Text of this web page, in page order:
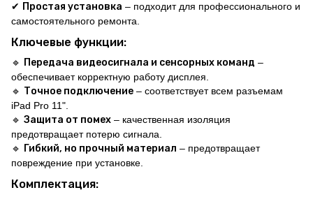
✔ Простая установка – подходит для профессионального и
самостоятельного ремонта.
Ключевые функции:
🔹 Передача видеосигнала и сенсорных команд –
обеспечивает корректную работу дисплея.
🔹 Точное подключение – соответствует всем разъемам
iPad Pro 11".
🔹 Защита от помех – качественная изоляция
предотвращает потерю сигнала.
🔹 Гибкий, но прочный материал – предотвращает
повреждение при установке.
Комплектация: